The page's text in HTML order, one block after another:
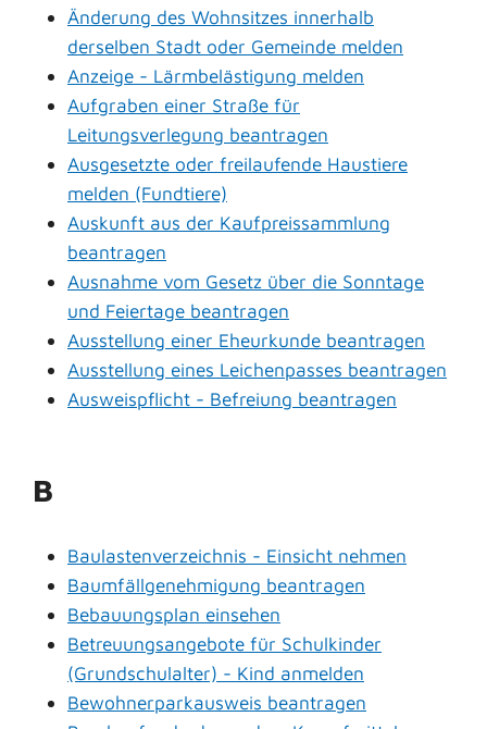
Änderung des Wohnsitzes innerhalb
derselben Stadt oder Gemeinde melden
Anzeige - Lärmbelästigung melden
Aufgraben einer Straße für
Leitungsverlegung beantragen
Ausgesetzte oder freilaufende Haustiere
melden (Fundtiere)
Auskunft aus der Kaufpreissammlung
beantragen
Ausnahme vom Gesetz über die Sonntage
und Feiertage beantragen
Ausstellung einer Eheurkunde beantragen
Ausstellung eines Leichenpasses beantragen
Ausweispflicht - Befreiung beantragen
B
Baulastenverzeichnis - Einsicht nehmen
Baumfällgenehmigung beantragen
Bebauungsplan einsehen
Betreuungsangebote für Schulkinder
(Grundschulalter) - Kind anmelden
Bewohnerparkausweis beantragen